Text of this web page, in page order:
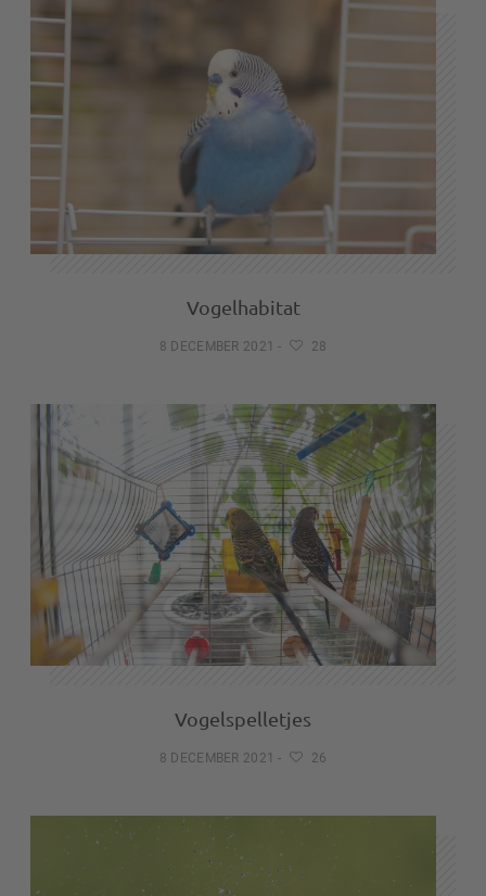
Vogelhabitat
8 DECEMBER 2021 - 28
Vogelspelletjes
8 DECEMBER 2021 - 26